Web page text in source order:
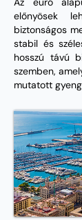
előnyösek
biztonságos
stabil és
hosszú távú
szemben,
mutatott